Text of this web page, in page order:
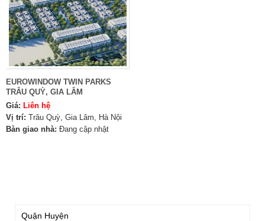
EUROWINDOW TWIN PARKS
TRÂU QUỲ, GIA LÂM
Giá: Liên hệ
Vị trí: Trâu Quỳ, Gia Lâm, Hà Nội
Bàn giao nhà: Đang cập nhật